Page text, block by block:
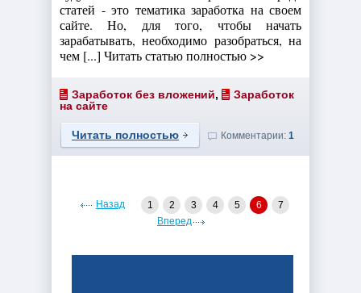
статей - это тематика заработка на своем
сайте. Но, для того, чтобы начать
зарабатывать, необходимо разобраться, на
чем [...] Читать статью полностью >>
Заработок без вложений,
Заработок
на сайте
Читать полностью Комментарии: 1
Назад 1 2 3 4 5 6
7
Вперед